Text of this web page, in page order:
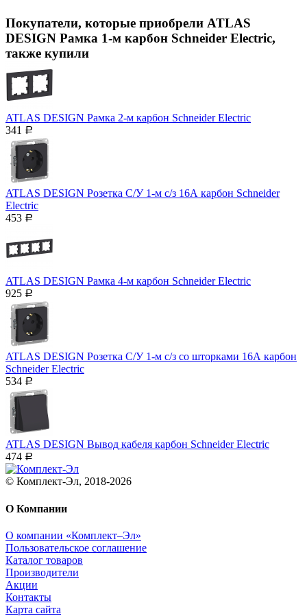
Покупатели, которые приобрели ATLAS
DESIGN Рамка 1-м карбон Schneider Еleсtric,
также купили
ATLAS DESIGN Рамка 2-м карбон Schneider Еleсtric
341
Р
ATLAS DESIGN Розетка С/У 1-м с/з 16А карбон Schneider
Eleсtric
453 Р
ATLAS DESIGN Рамка 4-м карбон Schneider Еleсtric
925 Р
ATLAS DESIGN Розетка С/У 1-м с/з со шторками 16А карбон
Schneider Eleсtric
534 Р
ATLAS DESIGN Вывод кабеля карбон Schneider Еleсtric
474 Р
© Комплект-Эл, 2018-2026
О Компании
О компании «Комплект–Эл»
Пользовательское соглашение
Каталог товаров
Производители
Акции
Контакты
Карта сайта